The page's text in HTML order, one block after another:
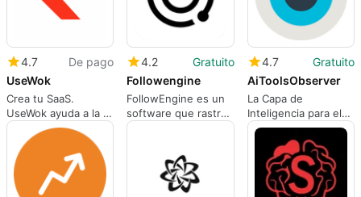
4.7
De pago
UseWok
Crea tu SaaS.
UseWok ayuda a la IA
a encontrar,
entender y
recomendarlo.
4.2
Gratuito
Followengine
FollowEngine es un
software que rastrea
las campañas,
los competidores en
diversas plataformas
para informar las
4.7
Gratuito
AiToolsObserver
La Capa de
Inteligencia para el
Descubrimiento de
Herramientas de IA